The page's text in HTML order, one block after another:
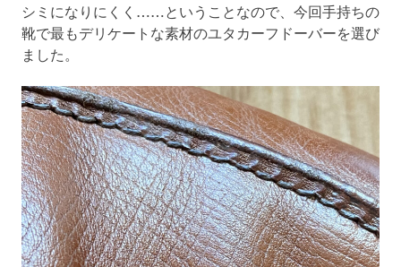
シミになりにくく……ということなので、今回手持ちの
靴で最もデリケートな素材のユタカーフドーバーを選び
ました。